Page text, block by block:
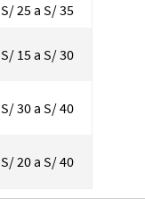
S/ 25 a S/ 35
S/ 15 a S/ 30
S/ 30 a S/ 40
S/ 20 a S/ 40